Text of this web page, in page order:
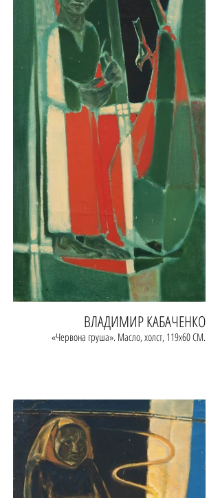
ВЛАДИМИР КАБАЧЕНКО
«Червона груша». Масло, холст, 119х60 СМ.